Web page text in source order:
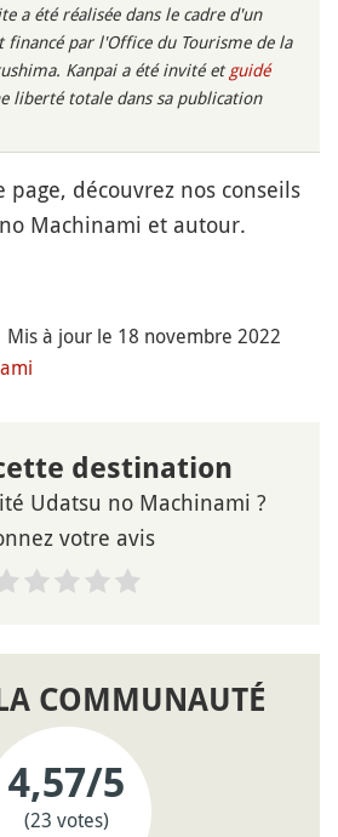
a été réalisée dans le cadre d'un
financé par l'Office du Tourisme de la
Kanpai a été invité et guidé
liberté totale dans sa publication
page, découvrez nos conseils
Machinami et autour.
Mis à jour le 18 novembre 2022
destination
Udatsu no Machinami ?
votre avis
COMMUNAUTÉ
4,57/5
(23 votes)